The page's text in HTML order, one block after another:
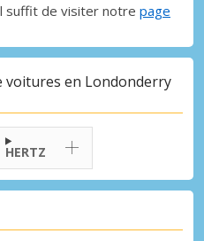
suffit de visiter notre page
voitures en Londonderry
HERTZ